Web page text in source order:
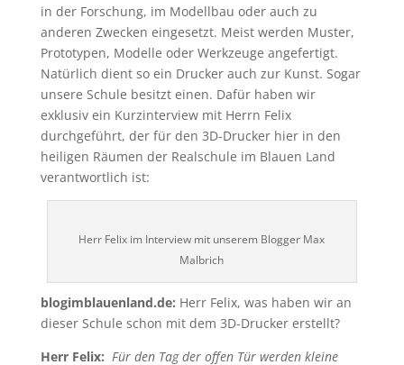
in der Forschung, im Modellbau oder auch zu
anderen Zwecken eingesetzt. Meist werden Muster,
Prototypen, Modelle oder Werkzeuge angefertigt.
Natürlich dient so ein Drucker auch zur Kunst. Sogar
unsere Schule besitzt einen. Dafür haben wir
exklusiv ein Kurzinterview mit Herrn Felix
durchgeführt, der für den 3D-Drucker hier in den
heiligen Räumen der Realschule im Blauen Land
verantwortlich ist:
Herr Felix im Interview mit unserem Blogger Max
Malbrich
blogimblauenland.de: Herr Felix, was haben wir an
dieser Schule schon mit dem 3D-Drucker erstellt?
Herr Felix: Für den Tag der offen Tür werden kleine